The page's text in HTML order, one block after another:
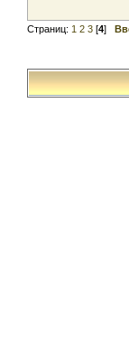
Страниц: 1 2 3 [4]